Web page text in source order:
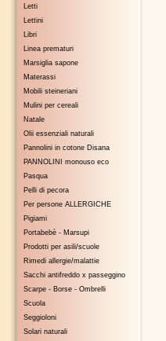
Letti
Lettini
Libri
Linea prematuri
Marsiglia sapone
Materassi
Mobili steineriani
Mulini per cereali
Natale
Olii essenziali naturali
Pannolini in cotone Disana
PANNOLINI monouso eco
Pasqua
Pelli di pecora
Per persone ALLERGICHE
Pigiami
Portabebè - Marsupi
Prodotti per asili/scuole
Rimedi allergie/malattie
Sacchi antifreddo x passeggino
Scarpe - Borse - Ombrelli
Scuola
Seggioloni
Solari naturali